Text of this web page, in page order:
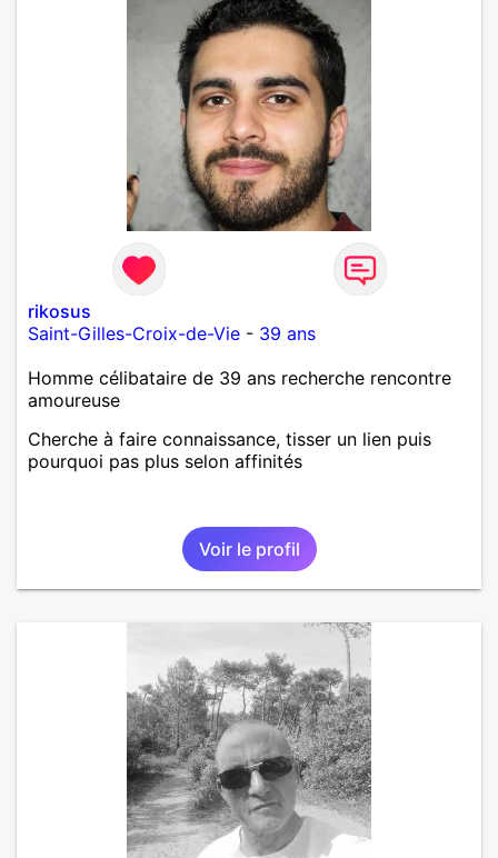
rikosus
Saint-Gilles-Croix-de-Vie - 39 ans
Homme célibataire de 39 ans recherche rencontre
amoureuse
Cherche à faire connaissance, tisser un lien puis
pourquoi pas plus selon affinités
Voir le profil